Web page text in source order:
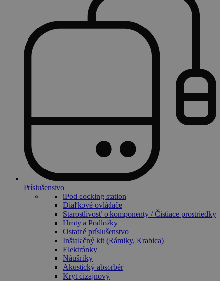
Príslušenstvo
iPod docking station
Diaľkové ovládače
Starostlivosť o komponenty / Čistiace prostriedky
Hroty a Podložky
Ostatné príslušenstvo
Inštalačný kit (Rámiky, Krabica)
Elektrónky
Náušníky
Akustický absorbér
Kryt dizajnový